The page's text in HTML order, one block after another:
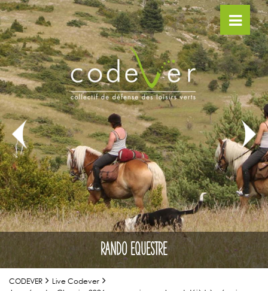
RANDO EQUESTRE
CODEVER
Live Codever